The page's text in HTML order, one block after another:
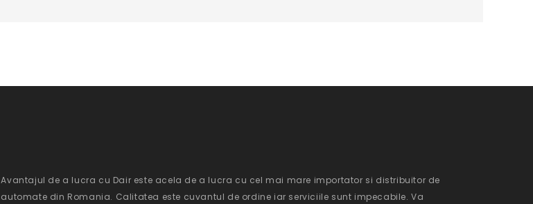
Avantajul de a lucra cu Dair este acela de a lucra cu cel mai mare importator si distribuitor de
automate din Romania. Calitatea este cuvantul de ordine iar serviciile sunt impecabile. Va